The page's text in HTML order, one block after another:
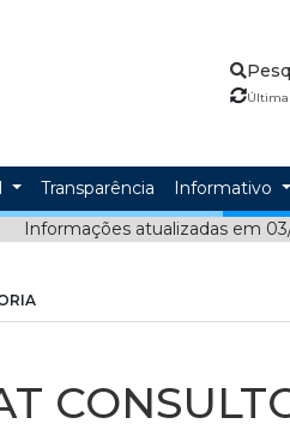
Última
Transparência Informativo
Informações atualizadas em 03/